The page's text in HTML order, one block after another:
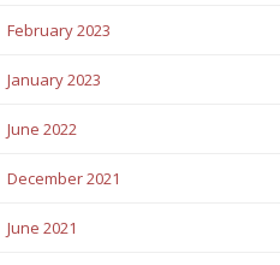
February 2023
January 2023
June 2022
December 2021
June 2021